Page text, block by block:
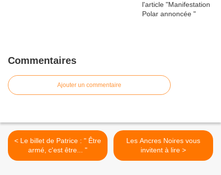
Commentaires
Ajouter un commentaire
< Le billet de Patrice : " Être
armé, c'est être... "
Les Ancres Noires vous
invitent à lire >